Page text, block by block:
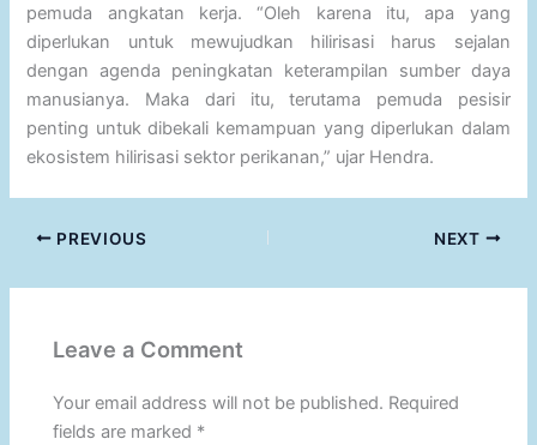
pemuda angkatan kerja. “Oleh karena itu, apa yang
diperlukan untuk mewujudkan hilirisasi harus sejalan
dengan agenda peningkatan keterampilan sumber daya
manusianya. Maka dari itu, terutama pemuda pesisir
penting untuk dibekali kemampuan yang diperlukan dalam
ekosistem hilirisasi sektor perikanan,” ujar Hendra.
PREVIOUS NEXT
Leave a Comment
Your email address will not be published. Required
fields are marked *